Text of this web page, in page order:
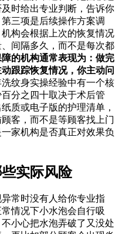
时给出专业判断，告诉你
三项是后续操作方案调
构会根据上次的恢复情况
间隔多久，而不是每次都
的机构通常表现为：做完
跟踪恢复情况，你主动问
纹身实操经验中有一个核
分之四十取决于术后管
质或电子版的护理清单，
客，而不是等顾客找上门
家机构是否真正对效果负
实际风险
常时没有人给你专业指
情况下小水泡会自行吸
小心把水泡弄破了又没处